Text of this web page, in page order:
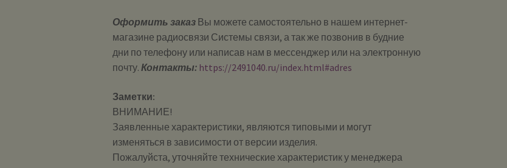
Оформить заказ Вы можете самостоятельно в нашем интернет-
магазине радиосвязи Системы связи, а так же позвонив в будние
дни по телефону или написав нам в мессенджер или на электронную
почту.Контакты: https://2491040.ru/index.html#adres
Заметки:
ВНИМАНИЕ!
Заявленные характеристики, являются типовыми и могут
изменяться в зависимости от версии изделия.
Пожалуйста, уточняйте технические характеристик у менеджера